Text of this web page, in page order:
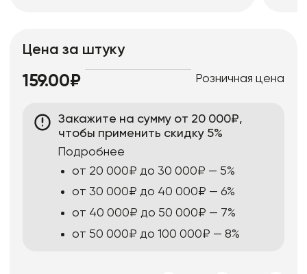
Цена за штуку
159.00₽ Розничная цена
Закажите на сумму от 20 000₽,
чтобы применить скидку 5%
Подробнее
от 20 000₽ до 30 000₽ — 5%
от 30 000₽ до 40 000₽ — 6%
от 40 000₽ до 50 000₽ — 7%
от 50 000₽ до 100 000₽ — 8%